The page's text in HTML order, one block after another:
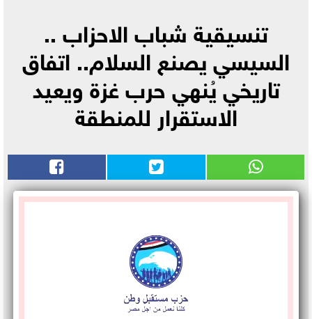
تنسيقية شباب الاحزاب ..
السيسي يصنع السلام.. اتفاق
تاريخي يُنهي حرب غزة ويعيد
الاستقرار للمنطقة